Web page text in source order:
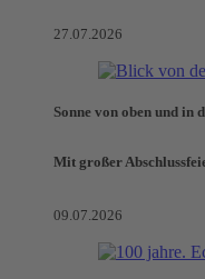
27.07.2026
Sonne von oben und in
Mit großer
09.07.2026